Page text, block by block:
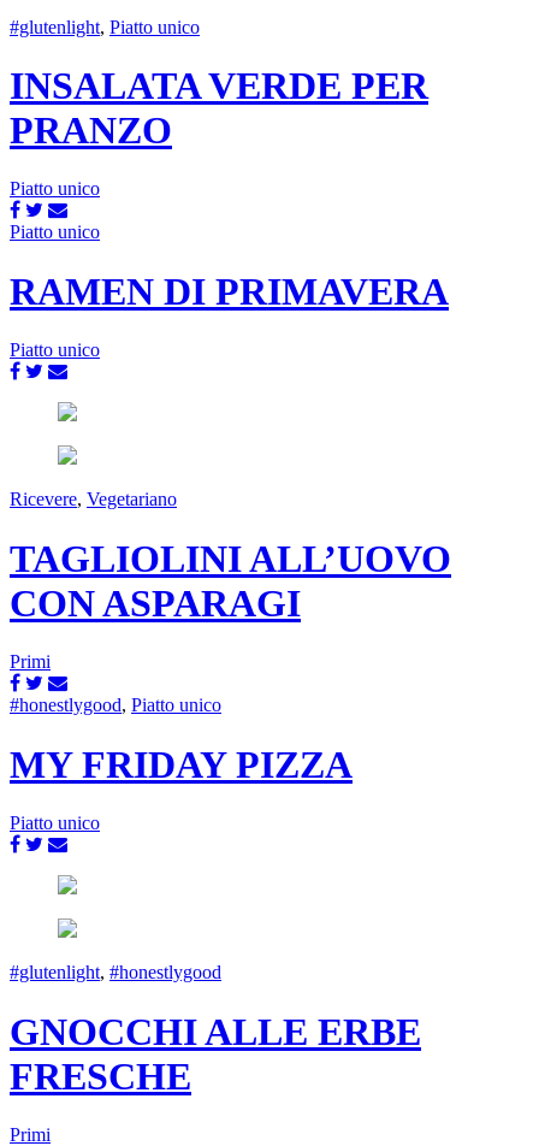
#glutenlight, Piatto unico
INSALATA VERDE PER
PRANZO
Piatto unico
Piatto unico
RAMEN DI PRIMAVERA
Piatto unico
Ricevere, Vegetariano
TAGLIOLINI ALL’UOVO
CON ASPARAGI
Primi
#honestlygood, Piatto unico
MY FRIDAY PIZZA
Piatto unico
#glutenlight, #honestlygood
GNOCCHI ALLE ERBE
FRESCHE
Primi